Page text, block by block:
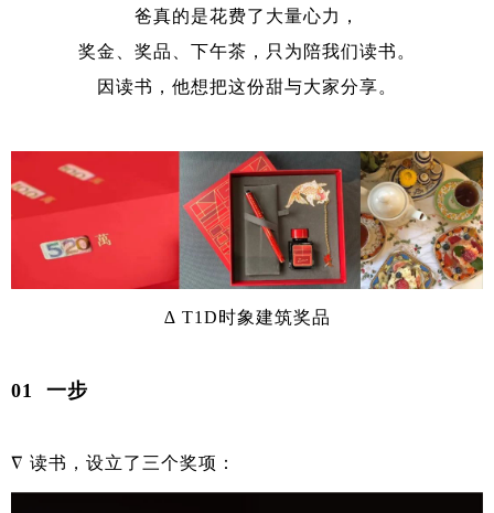
爸真的是花费了大量心力，
奖金、奖品、下午茶，只为陪我们读书。
因读书，他想把这份甜与大家分享。
∆ T1D时象建筑奖品
01 一步
∇ 读书，设立了三个奖项：